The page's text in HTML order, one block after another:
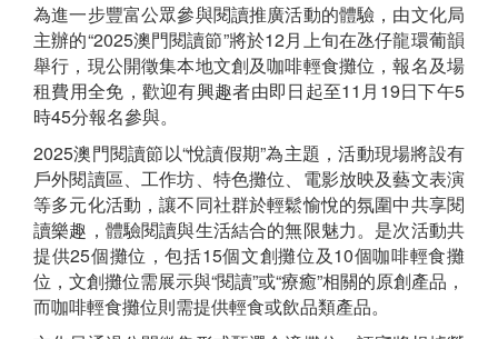
為進一步豐富公眾參與閱讀推廣活動的體驗，由文化局
主辦的“2025澳門閱讀節”將於12月上旬在氹仔龍環葡韻
舉行，現公開徵集本地文創及咖啡輕食攤位，報名及場
租費用全免，歡迎有興趣者由即日起至11月19日下午5
時45分報名參與。
2025澳門閱讀節以“悅讀假期”為主題，活動現場將設有
戶外閱讀區、工作坊、特色攤位、電影放映及藝文表演
等多元化活動，讓不同社群於輕鬆愉悅的氛圍中共享閱
讀樂趣，體驗閱讀與生活結合的無限魅力。是次活動共
提供25個攤位，包括15個文創攤位及10個咖啡輕食攤
位，文創攤位需展示與“閱讀”或“療癒”相關的原創產品，
而咖啡輕食攤位則需提供輕食或飲品類產品。